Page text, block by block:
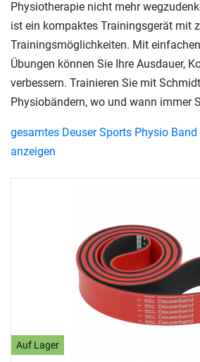
Auf Lager
Physiotherapie nicht mehr
ist ein kompaktes Trainingsgerät mit
Trainingsmöglichkeiten. Mit
Übungen können Sie Ihre Ausdauer,
verbessern. Trainieren Sie mit
Physiobändern, wo und wann immer
gesamtes Deuser Sports Physio
anzeigen